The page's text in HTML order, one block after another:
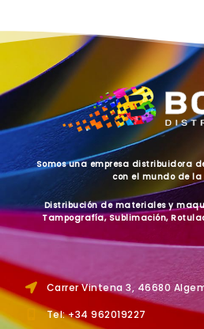
Somos una empresa distribuidora
con el mundo de
Distribución de materiales y
Tampografía, Sublimación,
Carrer Vintena 3, 46680
Tel: +34 962019227